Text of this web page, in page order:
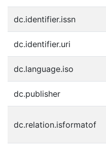
dc.identifier.issn
dc.identifier.uri
dc.language.iso
dc.publisher
dc.relation.isformatof